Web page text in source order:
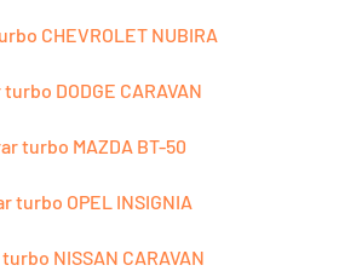
CHEVROLET NUBIRA
DODGE CARAVAN
turbo MAZDA BT-50
turbo OPEL INSIGNIA
NISSAN CARAVAN